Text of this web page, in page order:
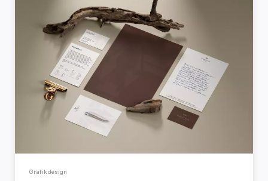
Grafikdesign